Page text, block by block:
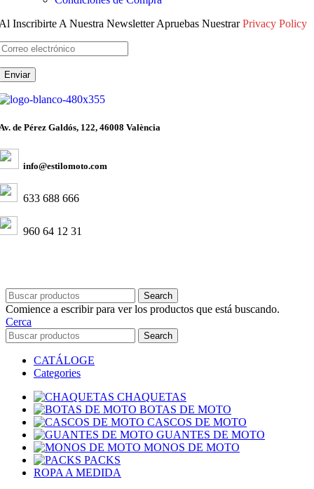
Inscribirte A Nuestra Newsletter Apruebas NuestrarPrivacy Policy
de Pérez Galdós, 122, 46008 València
info@estilomoto.com
633 688 666
960 64 12 31
Search
Comience a escribir para ver los productos que está buscando.
Cerca
Search
CATÁLOGE
Categories
CHAQUETAS
BOTAS DE MOTO
CASCOS DE MOTO
GUANTES DE MOTO
MONOS DE MOTO
PACKS
ROPA A MEDIDA